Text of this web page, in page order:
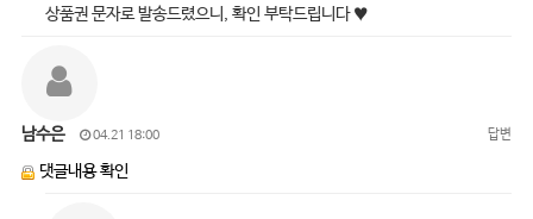
상품권 문자로 발송드렸으니, 확인 부탁드립니다 ♥
남수은 04.21 18:00 답변
댓글내용 확인